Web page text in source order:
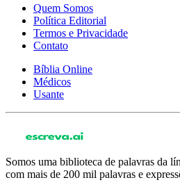
Quem Somos
Política Editorial
Termos e Privacidade
Contato
Bíblia Online
Médicos
Usante
Somos uma biblioteca de palavras da
com mais de 200 mil palavras e